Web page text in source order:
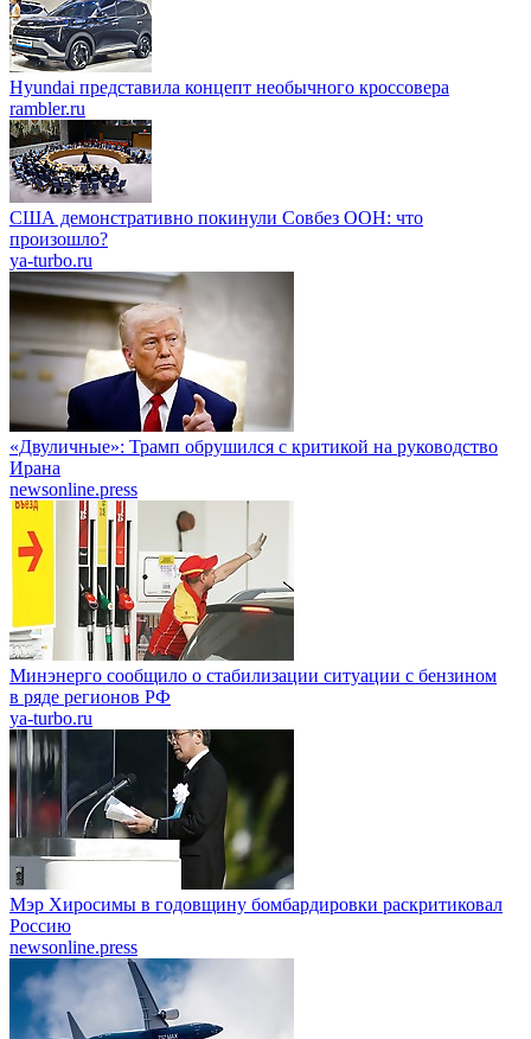
Hyundai представила концепт необычного кроссовера
rambler.ru
США демонстративно покинули Совбез ООН: что
произошло?
ya-turbo.ru
«Двуличные»: Трамп обрушился с критикой на руководство
Ирана
newsonline.press
Минэнерго сообщило о стабилизации ситуации с бензином
в ряде регионов РФ
ya-turbo.ru
Мэр Хиросимы в годовщину бомбардировки раскритиковал
Россию
newsonline.press